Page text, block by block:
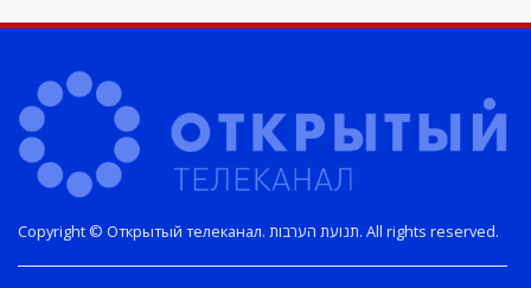
Copyright © Открытый телеканал. תנועת הערבות. All rights reserved.